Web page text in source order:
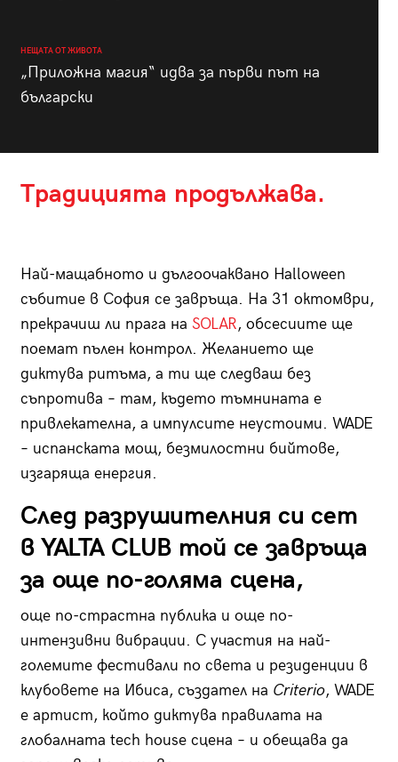
НЕЩАТА ОТ ЖИВОТА
„Приложна магия“ идва за първи път на
български
Традицията продължава.
Най-мащабното и дългоочаквано Halloween
събитие в София се завръща. На 31 октомври,
прекрачиш ли прага на SOLAR, обсесиите ще
поемат пълен контрол. Желанието ще
диктува ритъма, а ти ще следваш без
съпротива – там, където тъмнината е
привлекателна, а импулсите неустоими. WADE
– испанската мощ, безмилостни бийтове,
изгаряща енергия.
След разрушителния си сет
в YALTA CLUB той се завръща
за още по-голяма сцена,
още по-страстна публика и още по-
интензивни вибрации. С участия на най-
големите фестивали по света и резиденции в
клубовете на Ибиса, създател на Criterio, WADE
е артист, който диктува правилата на
глобалната tech house сцена – и обещава да